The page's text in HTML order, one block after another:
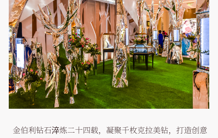
金伯利钻石淬炼二十四载，凝聚千枚克拉美钻，打造创意